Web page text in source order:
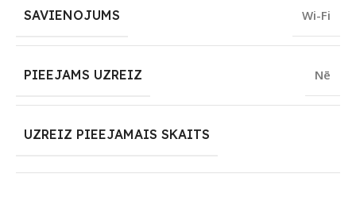
SAVIENOJUMS Wi-Fi
PIEEJAMS UZREIZ Nē
UZREIZ PIEEJAMAIS SKAITS